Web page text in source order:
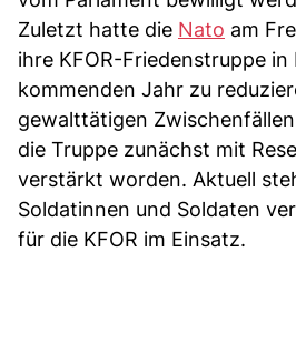
Zuletzt hatte die Nato am
ihre KFOR-Friedenstruppe in
kommenden Jahr zu
gewalttätigen
die Truppe zunächst mit
verstärkt worden. Aktuell
Soldatinnen und Soldaten
für die KFOR im Einsatz.